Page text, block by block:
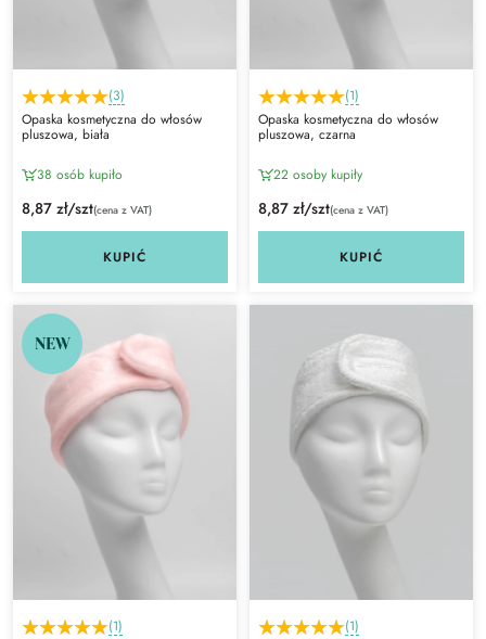
(3)
Opaska kosmetyczna do włosów
pluszowa, biała
38 osób kupiło
8,87 zł/szt(cena z VAT)
KUPIĆ
(1)
Opaska kosmetyczna do włosów
pluszowa, czarna
22 osoby kupiły
8,87 zł/szt(cena z VAT)
KUPIĆ
NEW
(1)
(1)